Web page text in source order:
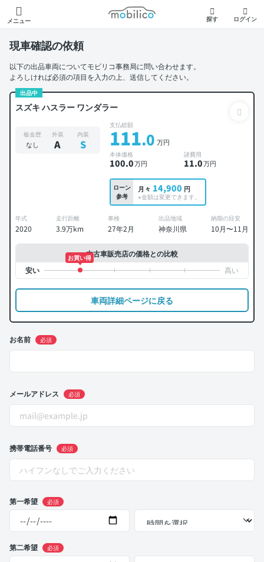
メニュー
モビリコ
探す ログイン
現車確認の依頼
以下の出品車両についてモビリコ事務局に問い合わせます。
よろしければ必須の項目を入力の上、送信してください。
出品中
スズキ ハスラー ワンダラー
板金歴
なし
外装
A
内装
S
支払総額
111.0 万円
本体価格
100.0万円
諸費用
11.0万円
ローン
参考
月々 14,900 円
※金額は変更できます。
年式
2020
走行距離
3.9万km
車検
27年2月
出品地域
神奈川県
納期の目安
10月〜11月
中古車販売店の価格との比較
お買い得
車両詳細ページに戻る
お名前 必須
メールアドレス 必須
携帯電話番号 必須
第一希望 必須
第二希望 必須